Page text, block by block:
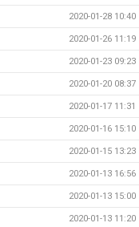
2020-01-28 10:40
2020-01-26 11:19
2020-01-23 09:23
2020-01-20 08:37
2020-01-17 11:31
2020-01-16 15:10
2020-01-15 13:23
2020-01-13 16:56
2020-01-13 15:00
2020-01-13 11:20